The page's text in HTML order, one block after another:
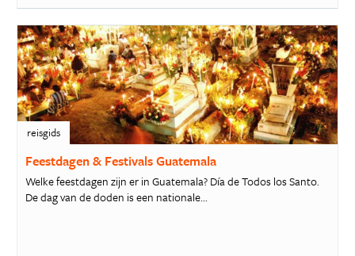
reisgids
Feestdagen & Festivals Guatemala
Welke feestdagen zijn er in Guatemala? Día de Todos los Santo.
De dag van de doden is een nationale...